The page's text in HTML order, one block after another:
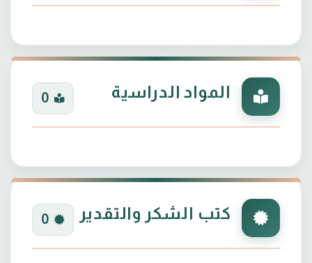
المواد الدراسية 0
كتب الشكر والتقدير 0